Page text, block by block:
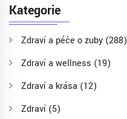
Kategorie
Zdraví a péče o zuby (288)
Zdraví a wellness (19)
Zdraví a krása (12)
Zdraví (5)